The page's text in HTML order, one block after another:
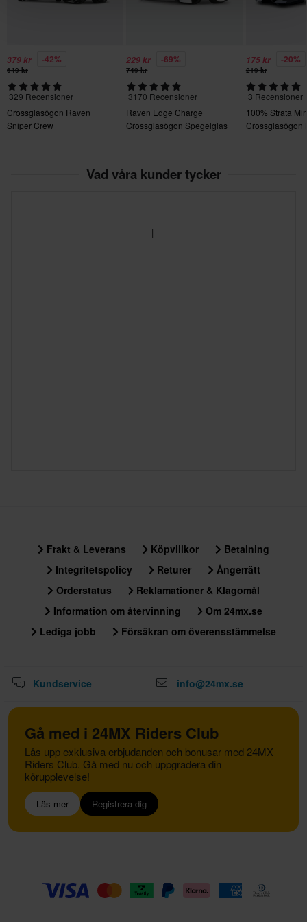
379 kr -42%
649 kr
329 Recensioner
Crossglasögon Raven
Sniper Crew
229 kr -69%
749 kr
3170 Recensioner
Raven Edge Charge
Crossglasögon Spegelglas
175 kr -20%
219 kr
3 Recensioner
100% Strata
Crossglasögon
Vad våra kunder tycker
Frakt & Leverans Köpvillkor
Betalning
Integritetspolicy
Returer
Ångerrätt
Orderstatus
Reklamationer & Klagomål
Information om återvinning
Om 24mx.se
Lediga jobb
Försäkran om överensstämmelse
Kundservice info@24mx.se
Gå med i 24MX Riders Club
Lås upp exklusiva erbjudanden och bonusar med 24MX
Riders Club. Gå med nu och uppgradera din
körupplevelse!
Läs mer Registrera dig